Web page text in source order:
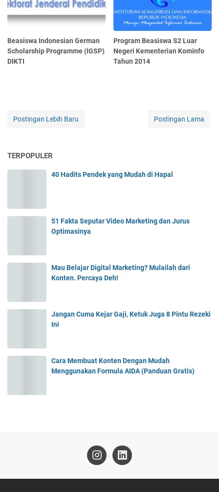
Beasiswa Indonesian German
Scholarship Programme (IGSP)
DIKTI
Program Beasiswa S2 Luar
Negeri Kementerian Kominfo
Tahun 2014
Postingan Lebih Baru Postingan Lama
TERPOPULER
40 Hadits Pendek yang Mudah di Hapal
51 Fakta Seputar Video Marketing dan Jurus
Optimasinya
Mau Belajar Digital Marketing? Mulailah dari
Konten. Percaya Deh!
Jangan Cuma Kejar Gaji, Ketuk Juga 8 Pintu Rezeki
Ini
Cara Membuat Konten Dengan Mudah
Menggunakan Formula AIDA (Panduan Gratis)